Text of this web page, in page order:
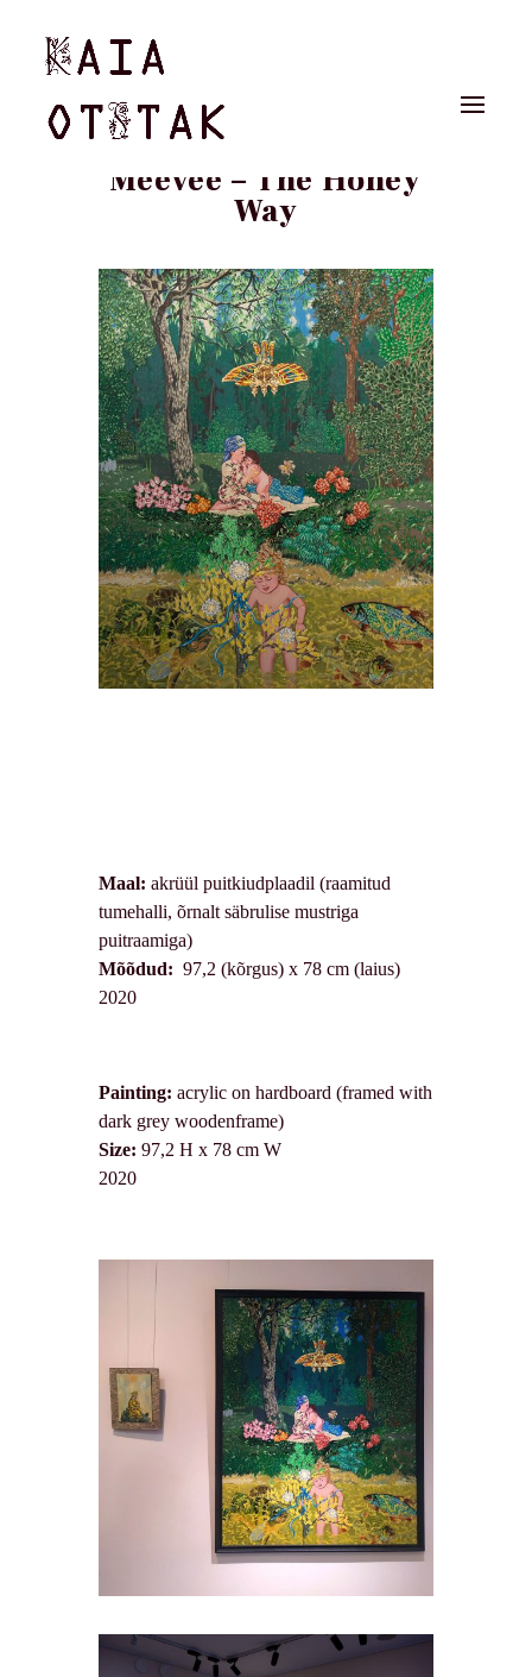
Meevee – The Honey
Way
Maal: akrüül puitkiudplaadil (raamitud
tumehalli, õrnalt säbrulise mustriga
puitraamiga)
Mõõdud: 97,2 (kõrgus) x 78 cm (laius)
2020
Painting: acrylic on hardboard (framed with
dark grey woodenframe)
Size: 97,2 H x 78 cm W
2020